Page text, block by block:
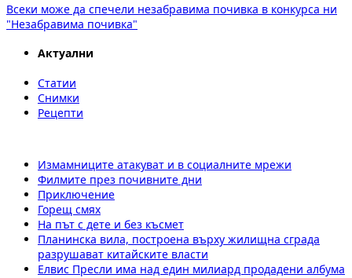
Всеки може да спечели незабравима почивка в конкурса ни
"Незабравима почивка"
Актуални
Статии
Снимки
Рецепти
Измамниците атакуват и в социалните мрежи
Филмите през почивните дни
Приключение
Горещ смях
На път с дете и без късмет
Планинска вила, построена върху жилищна сграда
разрушават китайските власти
Елвис Пресли има над един милиард продадени албума